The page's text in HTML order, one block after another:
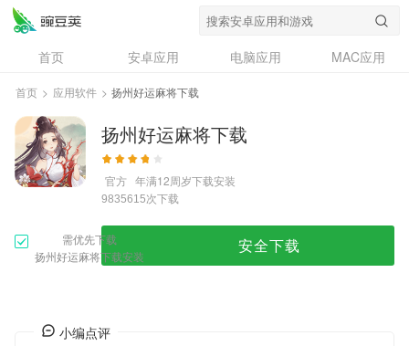
首页 安卓应用 电脑应用
MAC应用
资讯
专题
问答
首页 > 应用软件 > 扬州好运麻将下载
扬州好运麻将下载
官方 年满12周岁下载安装
9835615次下载
需优先下载
扬州好运麻将下载安装
安全下载
小编点评